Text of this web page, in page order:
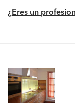
¿Eres un